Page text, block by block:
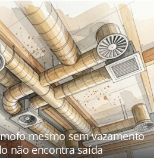
mesmo sem vazamento
não encontra saída